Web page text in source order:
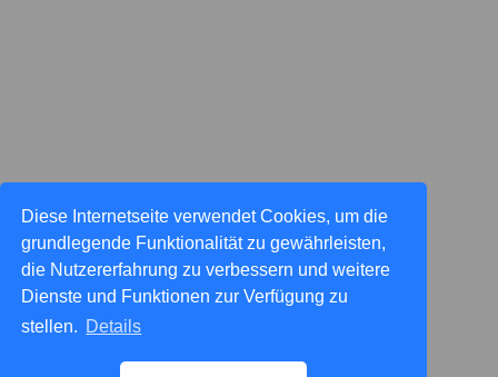
Diese Internetseite verwendet Cookies, um die
grundlegende Funktionalität zu gewährleisten,
die Nutzererfahrung zu verbessern und weitere
Dienste und Funktionen zur Verfügung zu
stellen. Details